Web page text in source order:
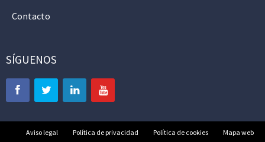
Contacto
SÍGUENOS
Aviso legal Política de privacidad Política de cookies Mapa web